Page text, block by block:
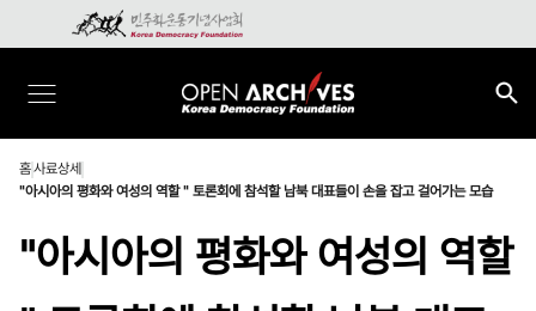
홈사료상세
"아시아의 평화와 여성의 역할 " 토론회에 참석할 남북 대표들이 손을 잡고 걸어가는 모습
"아시아의 평화와 여성의 역할